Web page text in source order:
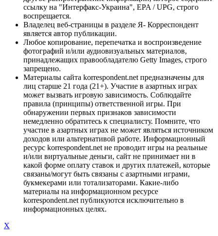
ссылку на "Интерфакс-Украина", EPA / UPG, строго
воспрещается.
Владелец веб-страницы в разделе Я- Корреспондент
является автор публикации.
Любое копирование, перепечатка и воспроизведение
фотографий и/или аудиовизуальных материалов,
принадлежащих правообладателю Getty Images, строго
запрещено.
Материалы сайта korrespondent.net предназначены для
лиц старше 21 года (21+). Участие в азартных играх
может вызвать игровую зависимость. Соблюдайте
правила (принципы) ответственной игры. При
обнаружении первых признаков зависимости
немедленно обратитесь к специалисту. Помните, что
участие в азартных играх не может являться источником
доходов или альтернативой работе. Информационный
ресурс korrespondent.net не проводит игры на реальные
и/или виртуальные деньги, сайт не принимает ни в
какой форме оплату ставок и других платежей, которые
связаны/могут быть связаны с азартными играми,
букмекерами или тотализаторами. Какие-либо
материалы на информационном ресурсе
korrespondent.net публикуются исключительно в
информационных целях.
X